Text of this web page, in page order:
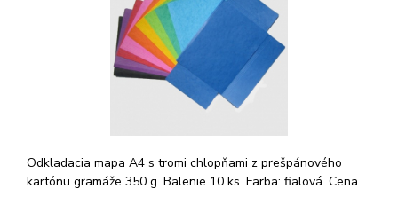
Odkladacia mapa A4 s tromi chlopňami z prešpánového
kartónu gramáže 350 g. Balenie 10 ks. Farba: fialová. Cena